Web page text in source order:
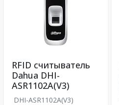
RFID считыватель
Dahua DHI-
ASR1102A(V3)
DHI-ASR1102A(V3)